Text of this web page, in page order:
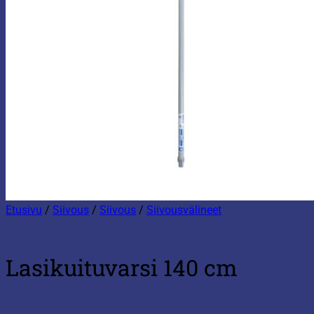
Etusivu / Siivous / Siivous / Siivousvälineet
Lasikuituvarsi 140 cm